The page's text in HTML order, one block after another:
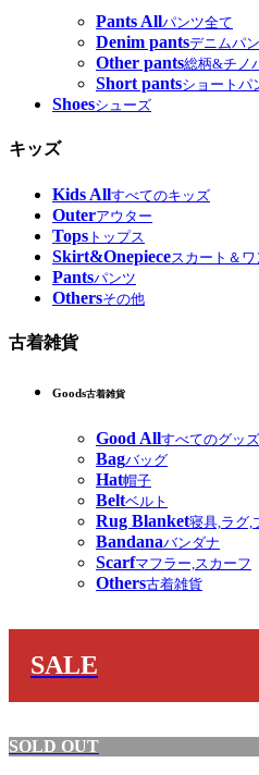
Pants Allパンツ全て
Denim pantsデニムパ
Other pants総柄&チノ
Short pantsショートパ
Shoesシューズ
キッズ
Kids Allすべてのキッズ
Outerアウター
Tops トップス
Skirt&Onepieceスカート＆ワ
Pantsパンツ
Othersその他
古着雑貨
Goods古着雑貨
Good Allすべてのグッズ
Bagバッグ
Hat帽子
Beltベルト
Rug Blanket寝具,ラグ,
Bandanaバンダナ
Scarfマフラー,スカーフ
Others古着雑貨
SALE
SOLD OUT